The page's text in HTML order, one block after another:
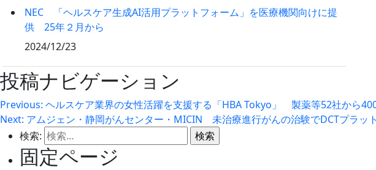
NEC 「ヘルスケア生成AI活用プラットフォーム」を医療機関向けに提
供 25年２月から
2024/12/23
投稿ナビゲーション
Previous: ヘルスケア業界の女性活躍を支援する「HBA Tokyo」 製薬等52社から
Next: アムジェン・静岡がんセンター・MICIN 未治療進行がんの治験でDCTプラッ
検索:
固定ページ